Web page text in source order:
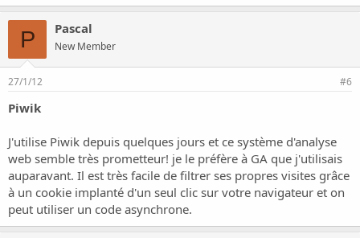
P Pascal
New Member
27/1/12 #6
Piwik
J'utilise Piwik depuis quelques jours et ce système d'analyse
web semble très prometteur! je le préfère à GA que j'utilisais
auparavant. Il est très facile de filtrer ses propres visites grâce
à un cookie implanté d'un seul clic sur votre navigateur et on
peut utiliser un code asynchrone.